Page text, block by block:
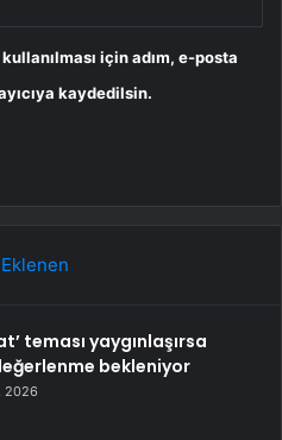
için adım, e-posta
kaydedilsin.
teması yaygınlaşırsa
bekleniyor
2026